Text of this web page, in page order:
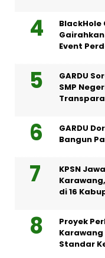
BlackHole
Event
GARDU
SMP
GARDU
Bangun
KPSN
di 16
Proyek
Karawang
Standar